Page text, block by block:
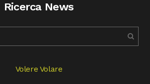
Ricerca News
Volere Volare